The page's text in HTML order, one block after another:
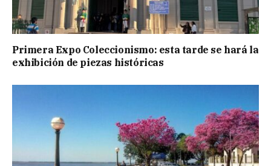
Primera Expo Coleccionismo: esta tarde se hará la
exhibición de piezas históricas